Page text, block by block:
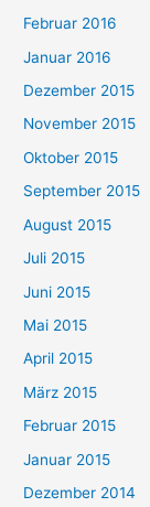
Februar 2016
Januar 2016
Dezember 2015
November 2015
Oktober 2015
September 2015
August 2015
Juli 2015
Juni 2015
Mai 2015
April 2015
März 2015
Februar 2015
Januar 2015
Dezember 2014